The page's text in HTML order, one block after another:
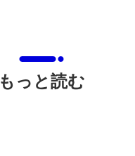
もっと読む